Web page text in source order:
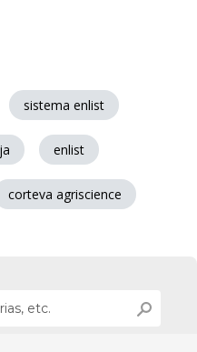
sistema enlist
enlist
corteva agriscience